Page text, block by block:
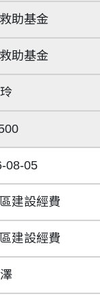
助基金
助基金
08-05
建設經費
建設經費